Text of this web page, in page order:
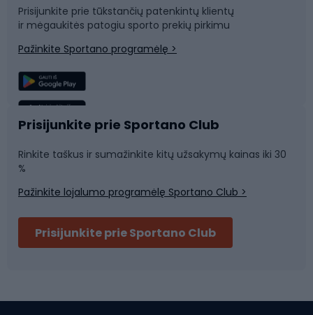
Laipiojimas
Žvejyba
Sportinė medicina
Snieglenčių sportas
Plaukimas
Komandinis sportas
Slidinėjimas
Prisijunkite prie tūkstančių patenkintų klientų
ir mėgaukitės patogiu sporto prekių pirkimu
Pažinkite Sportano programėlę >
Prisijunkite prie Sportano Club
Rinkite taškus ir sumažinkite kitų užsakymų kainas iki 30
%
Pažinkite lojalumo programėlę Sportano Club >
Prisijunkite prie Sportano Club